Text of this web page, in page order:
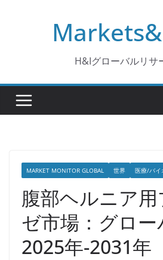
H&Iグローバルリサ
MARKET MONITOR GLOBAL 世界 医療/バイ
腹部ヘルニア
ゼ市場：グロ
2025年-2031年